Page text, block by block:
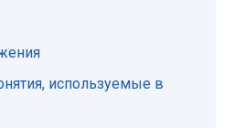
используемые в